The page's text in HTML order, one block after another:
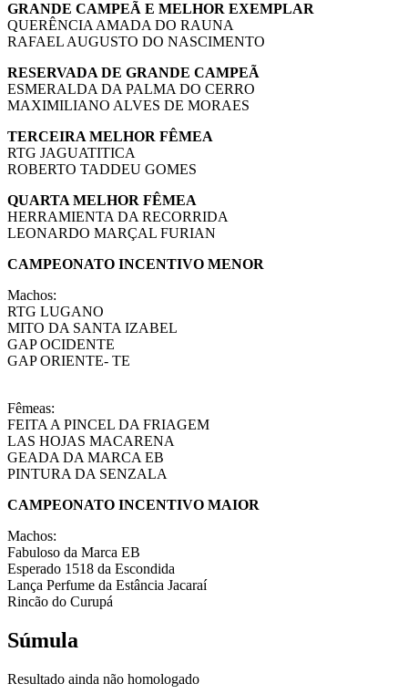
GRANDE CAMPEÃ E MELHOR EXEMPLAR
QUERÊNCIA AMADA DO RAUNA
RAFAEL AUGUSTO DO NASCIMENTO
RESERVADA DE GRANDE CAMPEÃ
ESMERALDA DA PALMA DO CERRO
MAXIMILIANO ALVES DE MORAES
TERCEIRA MELHOR FÊMEA
RTG JAGUATITICA
ROBERTO TADDEU GOMES
QUARTA MELHOR FÊMEA
HERRAMIENTA DA RECORRIDA
LEONARDO MARÇAL FURIAN
CAMPEONATO INCENTIVO MENOR
Machos:
RTG LUGANO
MITO DA SANTA IZABEL
GAP OCIDENTE
GAP ORIENTE- TE
Fêmeas:
FEITA A PINCEL DA FRIAGEM
LAS HOJAS MACARENA
GEADA DA MARCA EB
PINTURA DA SENZALA
CAMPEONATO INCENTIVO MAIOR
Machos:
Fabuloso da Marca EB
Esperado 1518 da Escondida
Lança Perfume da Estância Jacaraí
Rincão do Curupá
Súmula
Resultado ainda não homologado